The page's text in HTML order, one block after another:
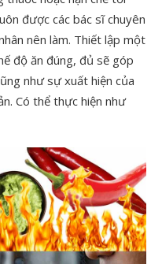
được các bác sĩ chuyên
nên làm. Thiết lập một
độ ăn đúng, đủ sẽ góp
như sự xuất hiện của
Có thể thực hiện như